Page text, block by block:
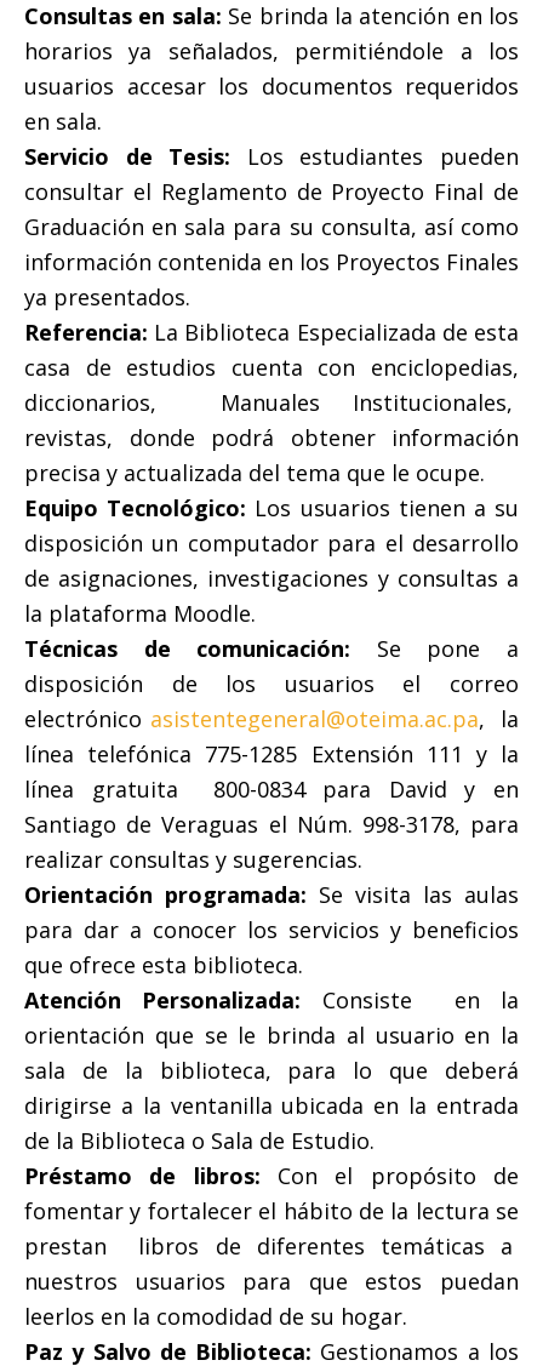
Consultas en sala: Se brinda la atención en los
horarios ya señalados, permitiéndole a los
usuarios accesar los documentos requeridos
en sala.
Servicio de Tesis: Los estudiantes pueden
consultar el Reglamento de Proyecto Final de
Graduación en sala para su consulta, así como
información contenida en los Proyectos Finales
ya presentados.
Referencia: La Biblioteca Especializada de esta
casa de estudios cuenta con enciclopedias,
diccionarios, Manuales Institucionales,
revistas, donde podrá obtener información
precisa y actualizada del tema que le ocupe.
Equipo Tecnológico: Los usuarios tienen a su
disposición un computador para el desarrollo
de asignaciones, investigaciones y consultas a
la plataforma Moodle.
Técnicas de comunicación: Se pone a
disposición de los usuarios el correo
electrónico asistentegeneral@oteima.ac.pa, la
línea telefónica 775-1285 Extensión 111 y la
línea gratuita 800-0834 para David y en
Santiago de Veraguas el Núm. 998-3178, para
realizar consultas y sugerencias.
Orientación programada: Se visita las aulas
para dar a conocer los servicios y beneficios
que ofrece esta biblioteca.
Atención Personalizada: Consiste en la
orientación que se le brinda al usuario en la
sala de la biblioteca, para lo que deberá
dirigirse a la ventanilla ubicada en la entrada
de la Biblioteca o Sala de Estudio.
Préstamo de libros: Con el propósito de
fomentar y fortalecer el hábito de la lectura se
prestan libros de diferentes temáticas a
nuestros usuarios para que estos puedan
leerlos en la comodidad de su hogar.
Paz y Salvo de Biblioteca: Gestionamos a los